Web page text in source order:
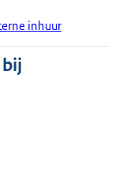
inhuur